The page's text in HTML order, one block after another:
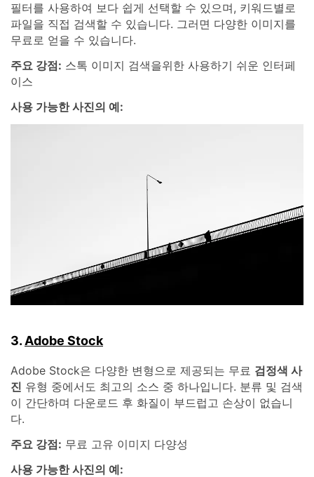
필터를 사용하여 보다 쉽게 선택할 수 있으며, 키워드별로
파일을 직접 검색할 수 있습니다. 그러면 다양한 이미지를
무료로 얻을 수 있습니다.
주요 강점: 스톡 이미지 검색을위한 사용하기 쉬운 인터페
이스
사용 가능한 사진의 예:
3. Adobe Stock
Adobe Stock은 다양한 변형으로 제공되는 무료 검정색 사
진 유형 중에서도 최고의 소스 중 하나입니다. 분류 및 검색
이 간단하며 다운로드 후 화질이 부드럽고 손상이 없습니
다.
주요 강점: 무료 고유 이미지 다양성
사용 가능한 사진의 예: